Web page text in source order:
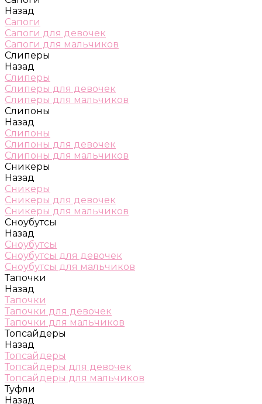
Назад
Сапоги
Сапоги для девочек
Сапоги для мальчиков
Слиперы
Назад
Слиперы
Слиперы для девочек
Слиперы для мальчиков
Слипоны
Назад
Слипоны
Слипоны для девочек
Слипоны для мальчиков
Сникеры
Назад
Сникеры
Сникеры для девочек
Сникеры для мальчиков
Сноубутсы
Назад
Сноубутсы
Сноубутсы для девочек
Сноубутсы для мальчиков
Тапочки
Назад
Тапочки
Тапочки для девочек
Тапочки для мальчиков
Топсайдеры
Назад
Топсайдеры
Топсайдеры для девочек
Топсайдеры для мальчиков
Туфли
Назад